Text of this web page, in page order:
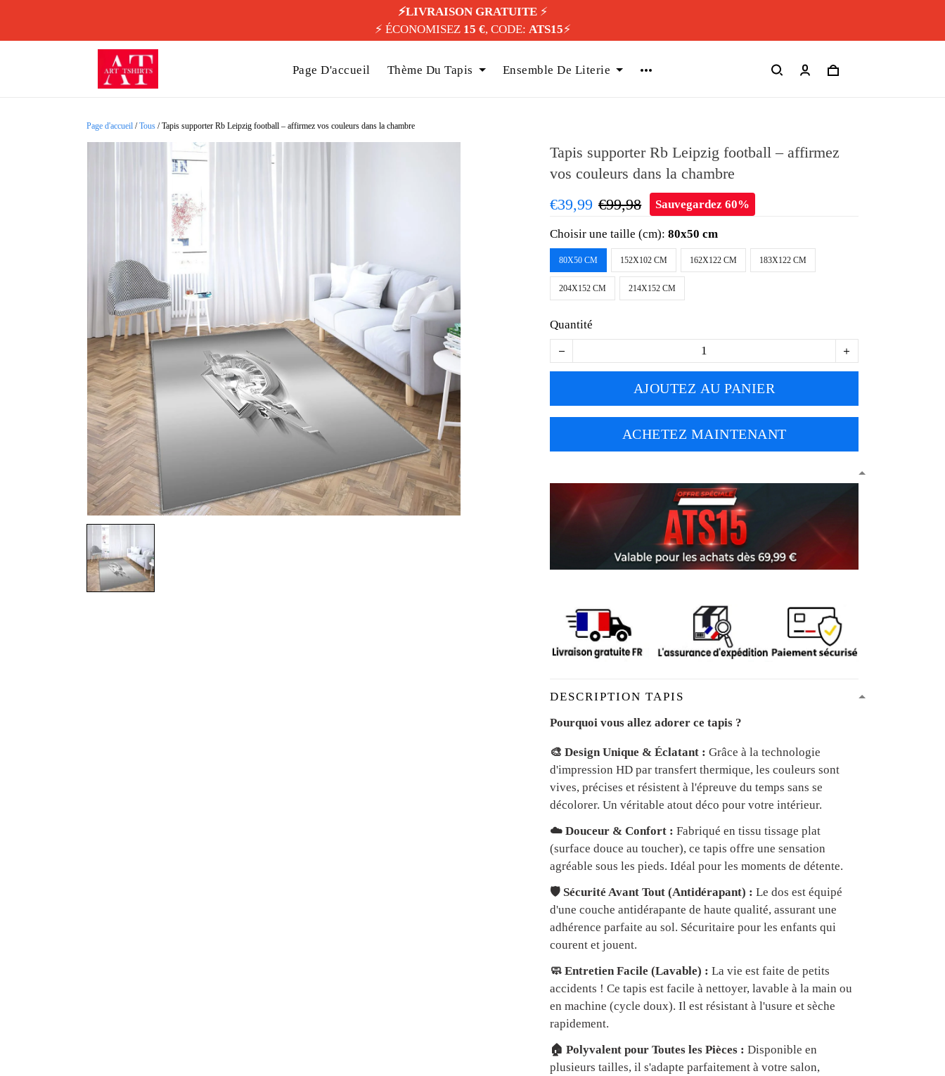
⚡️LIVRAISON GRATUITE⚡️
⚡️ ÉCONOMISEZ 15 €, CODE: ATS15⚡️
Page D'accueil Thème Du Tapis Ensemble De Literie
Page d'accueil /Tous /Tapis supporter Rb Leipzig football – affirmez vos couleurs dans la chambre
Tapis supporter Rb Leipzig football – affirmez
vos couleurs dans la chambre
€39,99 €99,98 Sauvegardez 60%
Choisir une taille (cm):80x50 cm
80X50 CM 152X102 CM 162X122 CM 183X122 CM
204X152 CM 214X152 CM
Quantité
AJOUTEZ AU PANIER
ACHETEZ MAINTENANT
DESCRIPTION TAPIS
Pourquoi vous allez adorer ce tapis ?
🎨 Design Unique & Éclatant : Grâce à la technologie
d'impression HD par transfert thermique, les couleurs sont
vives, précises et résistent à l'épreuve du temps sans se
décolorer. Un véritable atout déco pour votre intérieur.
☁️ Douceur & Confort : Fabriqué en tissu tissage plat
(surface douce au toucher), ce tapis offre une sensation
agréable sous les pieds. Idéal pour les moments de détente.
🛡️ Sécurité Avant Tout (Antidérapant) : Le dos est équipé
d'une couche antidérapante de haute qualité, assurant une
adhérence parfaite au sol. Sécuritaire pour les enfants qui
courent et jouent.
🧼 Entretien Facile (Lavable) : La vie est faite de petits
accidents ! Ce tapis est facile à nettoyer, lavable à la main ou
en machine (cycle doux). Il est résistant à l'usure et sèche
rapidement.
🏠 Polyvalent pour Toutes les Pièces : Disponible en
plusieurs tailles, il s'adapte parfaitement à votre salon,